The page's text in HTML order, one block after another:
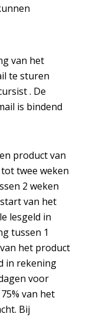
van het
te sturen
. De
is bindend
product van
twee weken
2 weken
van het
lesgeld in
tussen 1
het product
in rekening
voor
van het
Bij